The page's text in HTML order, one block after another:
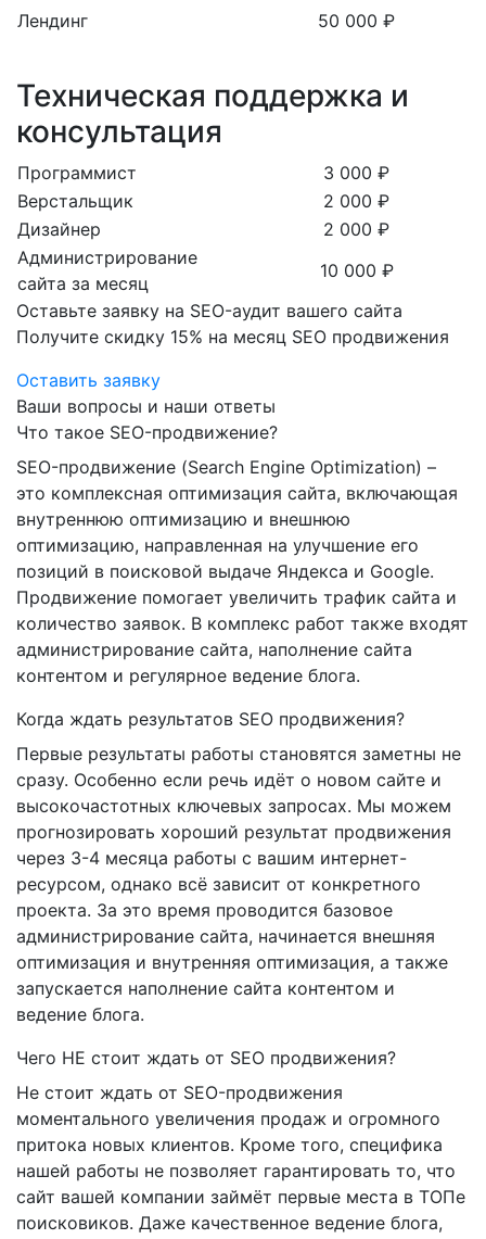
Лендинг 50 000 ₽
Техническая поддержка и
консультация
Программист
3 000 ₽
Верстальщик
2 000 ₽
Дизайнер
2 000 ₽
Администрирование
сайта за месяц
10 000 ₽
Оставьте заявку на SEO-аудит вашего сайта
Получите скидку 15% на месяц SEO продвижения
Оставить заявку
Ваши вопросы и наши ответы
Что такое SEO-продвижение?
SEO-продвижение (Search Engine Optimization) –
это комплексная оптимизация сайта, включающая
внутреннюю оптимизацию и внешнюю
оптимизацию, направленная на улучшение его
позиций в поисковой выдаче Яндекса и Google.
Продвижение помогает увеличить трафик сайта и
количество заявок. В комплекс работ также входят
администрирование сайта, наполнение сайта
контентом и регулярное ведение блога.
Когда ждать результатов SEO продвижения?
Первые результаты работы становятся заметны не
сразу. Особенно если речь идёт о новом сайте и
высокочастотных ключевых запросах. Мы можем
прогнозировать хороший результат продвижения
через 3-4 месяца работы с вашим интернет-
ресурсом, однако всё зависит от конкретного
проекта. За это время проводится базовое
администрирование сайта, начинается внешняя
оптимизация и внутренняя оптимизация, а также
запускается наполнение сайта контентом и
ведение блога.
Чего НЕ стоит ждать от SEO продвижения?
Не стоит ждать от SEO-продвижения
моментального увеличения продаж и огромного
притока новых клиентов. Кроме того, специфика
нашей работы не позволяет гарантировать то, что
сайт вашей компании займёт первые места в ТОПе
поисковиков. Даже качественное ведение блога,